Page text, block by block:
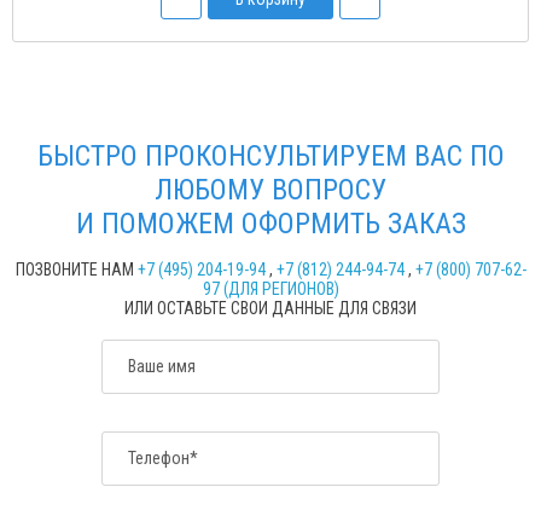
БЫСТРО ПРОКОНСУЛЬТИРУЕМ ВАС ПО
ЛЮБОМУ ВОПРОСУ
И ПОМОЖЕМ ОФОРМИТЬ ЗАКАЗ
ПОЗВОНИТЕ НАМ +7 (495) 204-19-94, +7 (812) 244-94-74, +7 (800) 707-62-
97 (ДЛЯ РЕГИОНОВ)
ИЛИ ОСТАВЬТЕ СВОИ ДАННЫЕ ДЛЯ СВЯЗИ
Ваше имя
Телефон*